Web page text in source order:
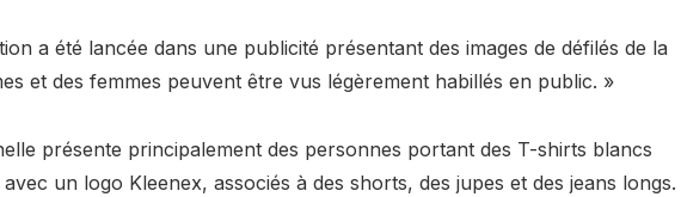
a été lancée dans une publicité présentant des images de défilés de la
et des femmes peuvent être vus légèrement habillés en public. »
présente principalement des personnes portant des T-shirts blancs
un logo Kleenex, associés à des shorts, des jupes et des jeans longs.